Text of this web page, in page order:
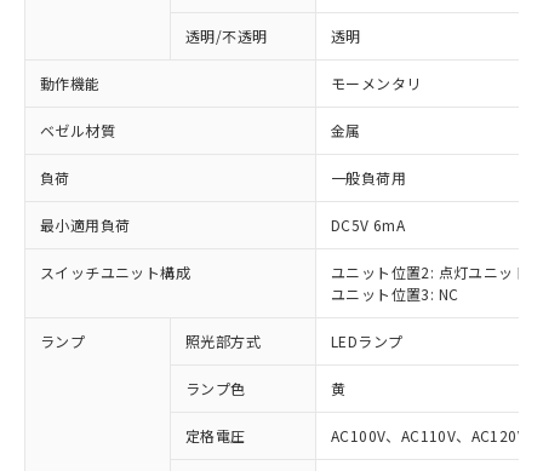
透明/不透明 透明
動作機能 モーメンタリ
ベゼル材質 金属
負荷 一般負荷用
最小適用負荷 DC5V 6mA
スイッチユニット構成
ユニット位置2: 点灯ユニット
ユニット位置3: NC
ランプ 照光部方式 LEDランプ
ランプ色 黄
定格電圧 AC100V、AC110V、AC120V